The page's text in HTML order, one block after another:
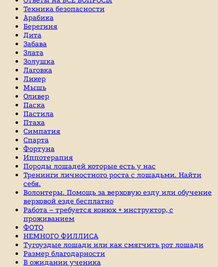
Техника безопасности
Арабика
Берегиня
Дита
Забава
Злата
Золушка
Лаговка
Ликер
Мышь
Оливер
Паска
Пастила
Птаха
Симпатия
Спарта
Фортуна
Иппотерапия
Породы лошадей которые есть у нас
Тренинги личностного роста с лошадьми. Найти
себя.
Волонтеры. Помощь за верховую езду или обучение
верховой езде бесплатно
Работа – требуется конюх + инструктор, с
проживанием
ФОТО
НЕМНОГО ФИЛЛИСА
Тугоуздые лошади или как смягчить рот лошади
Размер благодарности
В ожидании ученика